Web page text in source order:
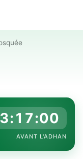
AVANT L'ADHAN